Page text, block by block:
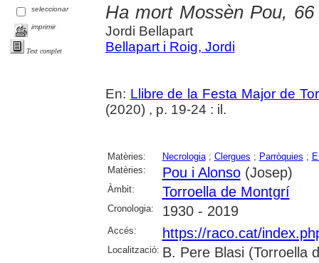
seleccionar
imprimir
Text complet
Ha mort Mossèn Pou,
Jordi Bellapart
Bellapart i Roig, Jordi
En: Llibre de la Festa Major de
(2020) , p. 19-24 : il.
Matèries: Necrologia; Clergues ; Parròquies ;
Matèries:
Pou i Alonso(Josep)
Àmbit: Torroella de Montgrí
Cronologia: 1930 - 2019
Accés: https://raco.cat/
Localització: B. Pere Blasi (Torroella